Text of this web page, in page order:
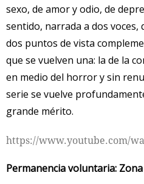
sexo, de amor y odio, de
sentido, narrada a dos
dos puntos de vista
que se vuelven una: la de la
en medio del horror y sin
serie se vuelve
grande mérito.
https://www.youtube.com/
Permanencia voluntaria: